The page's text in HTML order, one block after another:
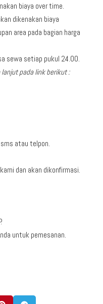
biaya over time.
dikenakan biaya
area pada bagian harga
sewa setiap pukul 24.00.
pada link berikut :
atau telpon.
dan akan dikonfirmasi.
untuk pemesanan.